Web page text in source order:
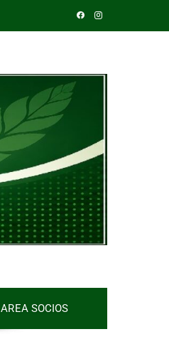
AREA SOCIOS